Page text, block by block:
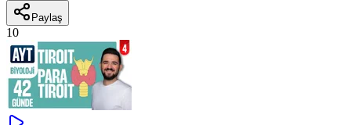
Paylaş
10